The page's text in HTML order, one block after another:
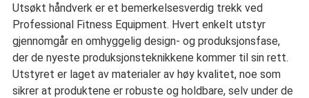
Utsøkt håndverk er et bemerkelsesverdig trekk ved
Professional Fitness Equipment. Hvert enkelt utstyr
gjennomgår en omhyggelig design- og produksjonsfase,
der de nyeste produksjonsteknikkene kommer til sin rett.
Utstyret er laget av materialer av høy kvalitet, noe som
sikrer at produktene er robuste og holdbare, selv under de